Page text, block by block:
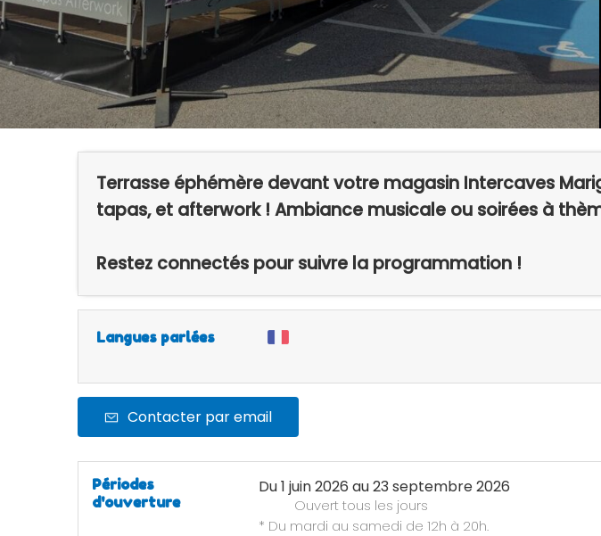
Terrasse éphémère devant votre magasin Intercaves
tapas, et afterwork ! Ambiance musicale ou soirées à
Restez connectés pour suivre la programmation !
Langues parlées
Contacter par email
Périodes
d'ouverture
Du1 juin 2026 au23 septembre 2026
Ouvert tous les jours
* Du mardi au samedi de 12h à 20h.